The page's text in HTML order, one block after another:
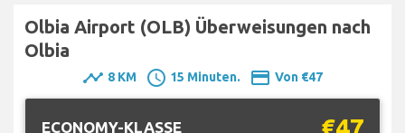
Olbia Airport (OLB) Überweisungen nach
Olbia
timeline 8 KM schedule 15 Minuten. payment Von €47
ECONOMY-KLASSE €47